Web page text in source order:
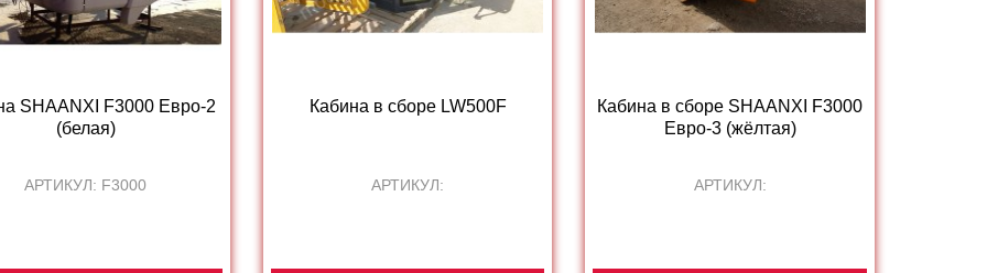
SHAANXI F3000 Евро-2
(белая)
АРТИКУЛ: F3000
Кабина в сборе LW500F
АРТИКУЛ:
Кабина в сборе SHAANXI F3000
Евро-3 (жёлтая)
АРТИКУЛ: